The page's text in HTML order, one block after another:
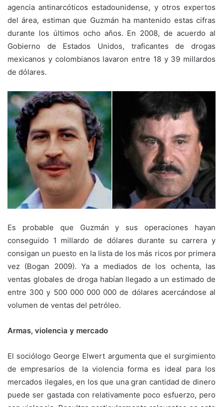
agencia antinarcóticos estadounidense, y otros expertos
del área, estiman que Guzmán ha mantenido estas cifras
durante los últimos ocho años. En 2008, de acuerdo al
Gobierno de Estados Unidos, traficantes de drogas
mexicanos y colombianos lavaron entre 18 y 39 millardos
de dólares.
Es probable que Guzmán y sus operaciones hayan
conseguido 1 millardo de dólares durante su carrera y
consigan un puesto en la lista de los más ricos por primera
vez (Bogan 2009). Ya a mediados de los ochenta, las
ventas globales de droga habían llegado a un estimado de
entre 300 y 500 000 000 000 de dólares acercándose al
volumen de ventas del petróleo.
Armas, violencia y mercado
El sociólogo George Elwert argumenta que el surgimiento
de empresarios de la violencia forma es ideal para los
mercados ilegales, en los que una gran cantidad de dinero
puede ser gastada con relativamente poco esfuerzo, pero